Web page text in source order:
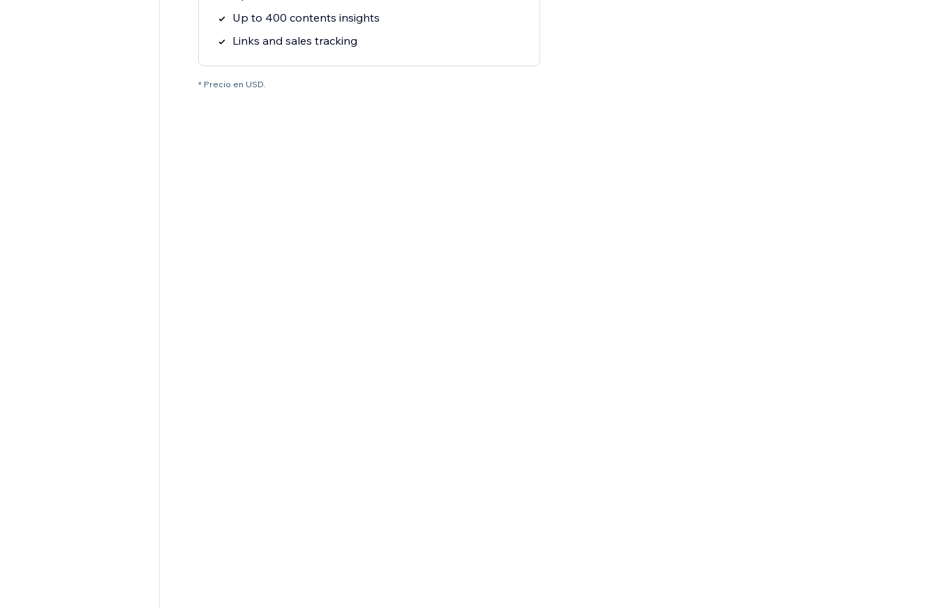
Up to 400 contents insights
Links and sales tracking
* Precio en USD.